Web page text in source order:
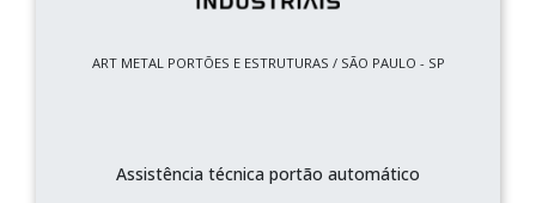
ART METAL PORTÕES E ESTRUTURAS / SÃO PAULO - SP
Assistência técnica portão automático